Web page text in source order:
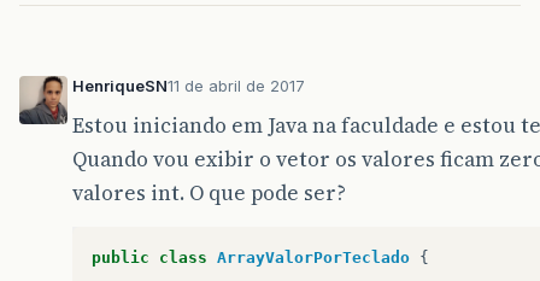
HenriqueSN11 de abril de 2017
Estou iniciando em Java na faculdade e estou
Quando vou exibir o vetor os valores ficam
valores int. O que pode ser?
public class ArrayValorPorTeclado {